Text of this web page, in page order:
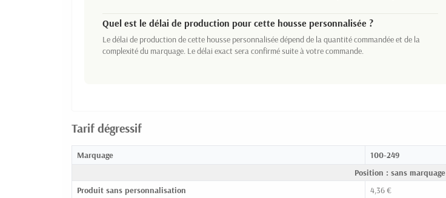
Quel est le délai de production pour cette housse personnalisée ?
Le délai de production de cette housse personnalisée dépend de la quantité commandée et de la
complexité du marquage. Le délai exact sera confirmé suite à votre commande.
Tarif dégressif
Marquage 100-249
Position : sans marquage
Produit sans personnalisation
4,36 €